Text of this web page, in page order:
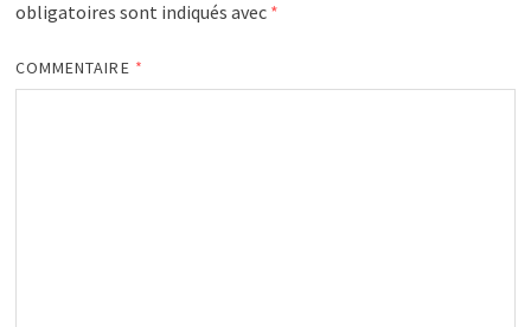
obligatoires sont indiqués avec *
COMMENTAIRE *